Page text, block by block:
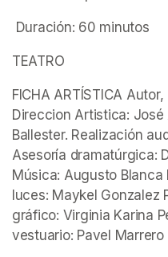
Duración: 60 minutos
TEATRO
FICHA ARTÍSTICA
Direccion Artistica:
Ballester. Realización
Asesoría dramatúrgica:
Música: Augusto
luces: Maykel Gonzalez
gráfico: Virginia Karina
vestuario: Pavel Marrero